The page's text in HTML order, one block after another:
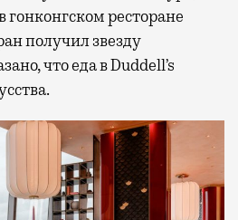
ресторане
получил звезду
что еда в Duddell’s